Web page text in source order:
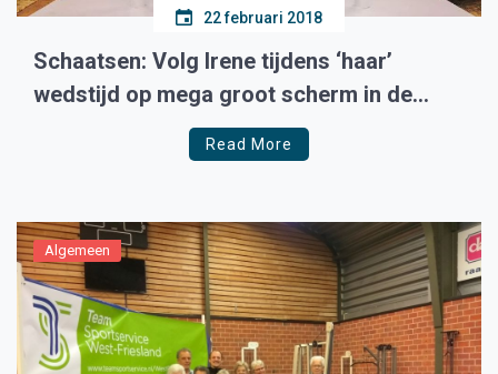
22 februari 2018
Schaatsen: Volg Irene tijdens ‘haar’
wedstijd op mega groot scherm in de
Read More
Algemeen